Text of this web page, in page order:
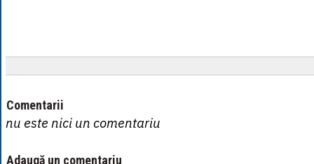
Comentarii
nu este nici un comentariu
Adaugă un comentariu